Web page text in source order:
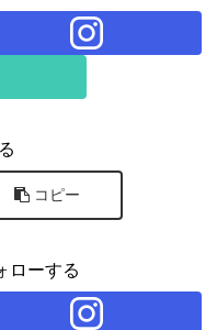
コピー
ローする